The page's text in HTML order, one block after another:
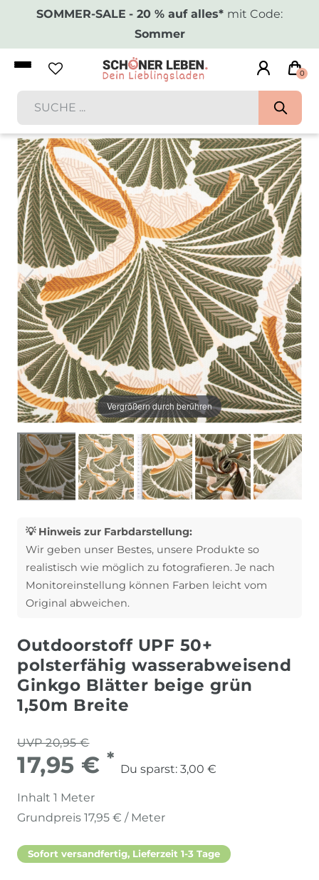
SOMMER-SALE - 20 % auf alles* mit Code:
Sommer
0
Vergrößern durch berühren
💡 Hinweis zur Farbdarstellung:
Wir geben unser Bestes, unsere Produkte so
realistisch wie möglich zu fotografieren. Je nach
Monitoreinstellung können Farben leicht vom
Original abweichen.
Outdoorstoff UPF 50+
polsterfähig wasserabweisend
Ginkgo Blätter beige grün
1,50m Breite
UVP 20,95 €
17,95 € *
Du sparst: 3,00 €
Inhalt 1 Meter
Grundpreis 17,95 € / Meter
Sofort versandfertig, Lieferzeit 1-3 Tage